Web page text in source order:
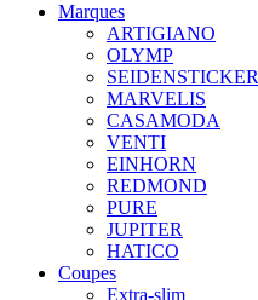
Marques
ARTIGIANO
OLYMP
SEIDENSTICKER
MARVELIS
CASAMODA
VENTI
EINHORN
REDMOND
PURE
JUPITER
HATICO
Coupes
Extra-slim